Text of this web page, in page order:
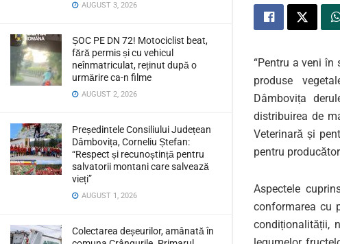
AUGUST 3, 2026
ȘOC PE DN 72! Motociclist beat,
fără permis și cu vehicul
neînmatriculat, reținut după o
urmărire ca-n filme
AUGUST 2, 2026
Președintele Consiliului Județean
Dâmbovița, Corneliu Ștefan:
“Respect și recunoștință pentru
salvatorii montani care salvează
vieți”
AUGUST 1, 2026
Colectarea deșeurilor, amânată în
“Pentru a veni în
produse
Dâmbovița
distribuirea de
Veterinară și
pentru
Aspectele
conformarea cu
condiționalității,